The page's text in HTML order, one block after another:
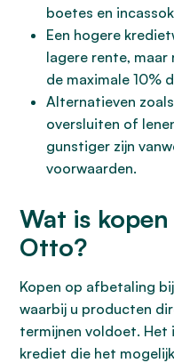
boetes en
Een hogere
lagere rente, maar
de maximale 10%
Alternatieven
oversluiten of
gunstiger zijn
voorwaarden.
Wat is
Otto?
Kopen op afbetaling
waarbij u producten
termijnen voldoet. Het
krediet die het